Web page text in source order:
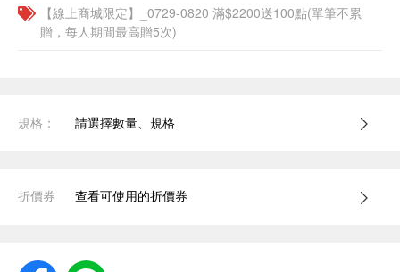
【線上商城限定】_0729-0820 滿$2200送100點(單筆不累
贈，每人期間最高贈5次)
規格： 請選擇數量、規格
折價券 查看可使用的折價券